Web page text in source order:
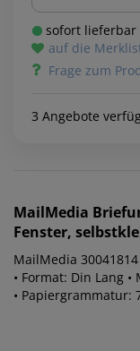
sofort lieferbar
auf die
Frage zum
3 Angebote
MailMedia
Fenster,
MailMedia
• Format: Din Lang
• Papiergrammatur: